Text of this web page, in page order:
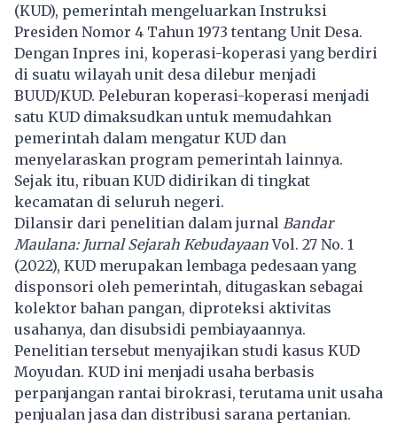
(KUD), pemerintah mengeluarkan Instruksi
Presiden Nomor 4 Tahun 1973 tentang Unit Desa.
Dengan Inpres ini, koperasi-koperasi yang berdiri
di suatu wilayah unit desa dilebur menjadi
BUUD/KUD. Peleburan koperasi-koperasi menjadi
satu KUD dimaksudkan untuk memudahkan
pemerintah dalam mengatur KUD dan
menyelaraskan program pemerintah lainnya.
Sejak itu, ribuan KUD didirikan di tingkat
kecamatan di seluruh negeri.
Dilansir dari penelitian dalam jurnal Bandar
Maulana: Jurnal Sejarah KebudayaanVol. 27 No. 1
(2022), KUD merupakan lembaga pedesaan yang
disponsori oleh pemerintah, ditugaskan sebagai
kolektor bahan pangan, diproteksi aktivitas
usahanya, dan disubsidi pembiayaannya.
Penelitian tersebut menyajikan studi kasus KUD
Moyudan. KUD ini menjadi usaha berbasis
perpanjangan rantai birokrasi, terutama unit usaha
penjualan jasa dan distribusi sarana pertanian.